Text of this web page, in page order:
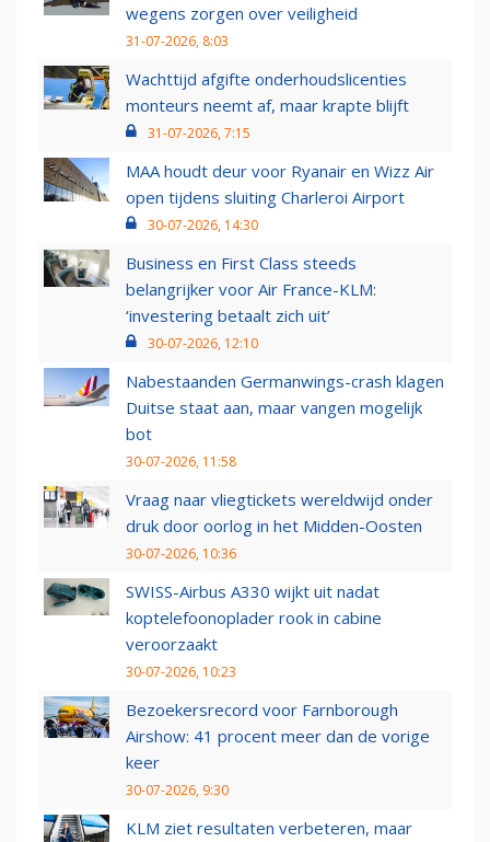
wegens zorgen over veiligheid
31-07-2026, 8:03
Wachttijd afgifte onderhoudslicenties
monteurs neemt af, maar krapte blijft
31-07-2026, 7:15
MAA houdt deur voor Ryanair en Wizz Air
open tijdens sluiting Charleroi Airport
30-07-2026, 14:30
Business en First Class steeds
belangrijker voor Air France-KLM:
‘investering betaalt zich uit’
30-07-2026, 12:10
Nabestaanden Germanwings-crash klagen
Duitse staat aan, maar vangen mogelijk
bot
30-07-2026, 11:58
Vraag naar vliegtickets wereldwijd onder
druk door oorlog in het Midden-Oosten
30-07-2026, 10:36
SWISS-Airbus A330 wijkt uit nadat
koptelefoonoplader rook in cabine
veroorzaakt
30-07-2026, 10:23
Bezoekersrecord voor Farnborough
Airshow: 41 procent meer dan de vorige
keer
30-07-2026, 9:30
KLM ziet resultaten verbeteren, maar